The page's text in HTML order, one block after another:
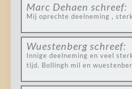
Marc Dehaen schreef:
Mij oprechte deelneming ,
Wuestenberg schreef:
Innige deelneming en veel
tijd. Bollingh mil en